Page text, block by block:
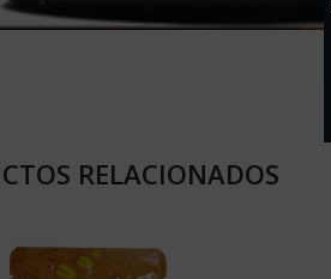
RELACIONADOS